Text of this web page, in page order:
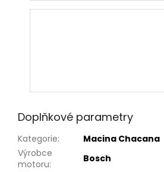
Doplňkové parametry
Kategorie:
Macina Chacana
Výrobce
motoru:
Bosch